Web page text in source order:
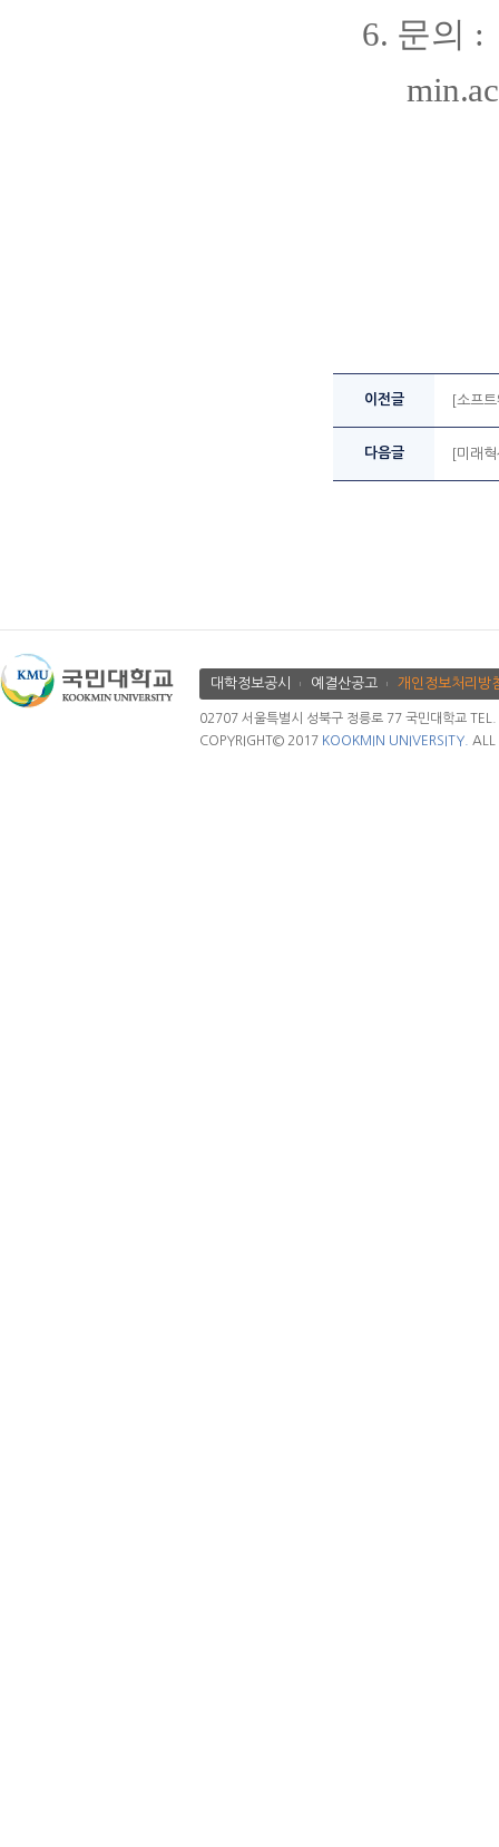
6. 문의 :
이전글 [소프
다음글 [미래
대학정보공시 예결산공고 개인정보처리방
02707 서울특별시 성북구 정릉로 77 국민대학교
COPYRIGHT© 2017 KOOKMIN UNIVERSITY. ALL